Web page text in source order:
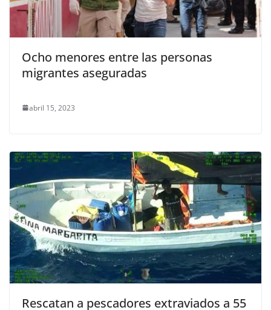
Ocho menores entre las personas
migrantes aseguradas
abril 15, 2023
Rescatan a pescadores extraviados a 55